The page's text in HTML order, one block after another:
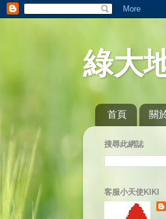
綠大
首頁 關
搜尋此網誌
客服小天使KIKI